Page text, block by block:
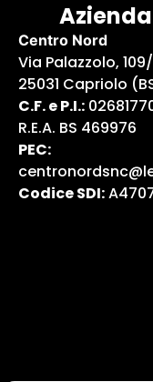
Centro Nord
Via Palazzolo,
25031 Capriolo
C.F. e P.I.:
R.E.A. BS 469976
PEC:
Codice SDI: